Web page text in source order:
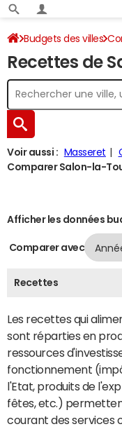
Budgets des villes
Recettes de
Voir aussi : Masseret
Comparer Salon-la-
Afficher les données
Comparer avec
Recettes
Les recettes qui
sont réparties en
ressources
fonctionnement
l'Etat, produits de
fêtes, etc.)
courant des services